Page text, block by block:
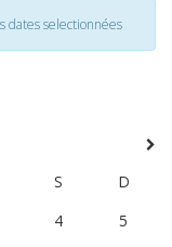
dates selectionnées
S
D
4
5